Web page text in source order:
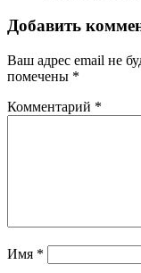
Добавить
Ваш адрес email не
помечены *
Комментарий *
Имя *